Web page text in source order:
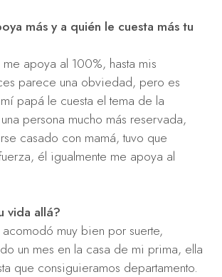
más y a quién le cuesta más tu
apoya al 100%, hasta mis
parece una obviedad, pero es
papá le cuesta el tema de la
persona mucho más reservada,
casado con mamá, tuvo que
él igualmente me apoya al
vida allá?
muy bien por suerte,
un mes en la casa de mi prima, ella
que consiguieramos departamento.